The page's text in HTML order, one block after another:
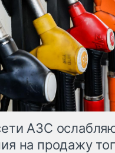
АЗС
на продажу